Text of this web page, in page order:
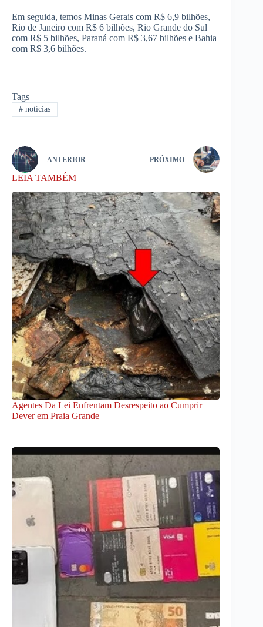
Em seguida, temos Minas Gerais com R$ 6,9 bilhões,
Rio de Janeiro com R$ 6 bilhões, Rio Grande do Sul
com R$ 5 bilhões, Paraná com R$ 3,67 bilhões e Bahia
com R$ 3,6 bilhões.
Tags
#notícias
ANTERIOR PRÓXIMO
LEIA TAMBÉM
Agentes Da Lei Enfrentam Desrespeito ao Cumprir
Dever em Praia Grande